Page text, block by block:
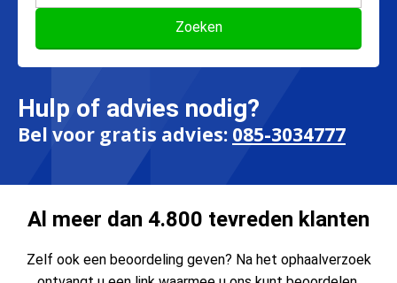
Hulp of advies nodig?
Bel voor gratis advies: 085-3034777
Al meer dan 4.800 tevreden klanten
Zelf ook een beoordeling geven? Na het ophaalverzoek